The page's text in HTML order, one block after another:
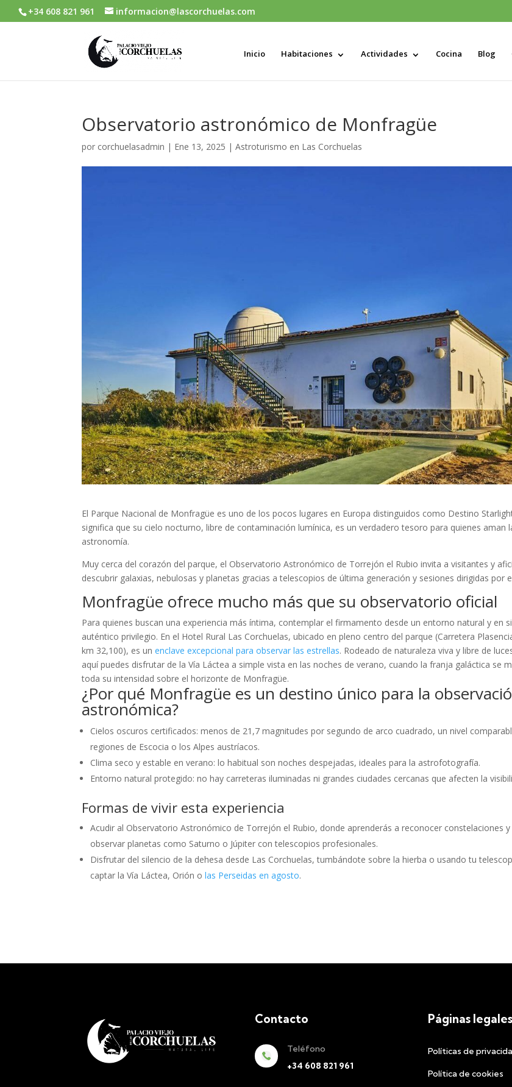
+34 608 821 961 informacion@lascorchuelas.com
Inicio Habitaciones Actividades Cocina Blog
Observatorio astronómico de Monfragüe
por corchuelasadmin | Ene 13, 2025 |Astroturismo en Las Corchuelas
El Parque Nacional de Monfragüe es uno de los pocos lugares en Europa distinguidos como Destino
significa que su cielo nocturno, libre de contaminación lumínica, es un verdadero tesoro para quienes aman
astronomía.
Muy cerca del corazón del parque, el Observatorio Astronómico de Torrejón el Rubio invita a visitantes y
descubrir galaxias, nebulosas y planetas gracias a telescopios de última generación y sesiones dirigidas por
Monfragüe ofrece mucho más que su observatorio oficial
Para quienes buscan una experiencia más íntima, contemplar el firmamento desde un entorno natural y en
auténtico privilegio. En el Hotel Rural Las Corchuelas, ubicado en pleno centro del parque (Carretera
km 32,100), es unenclave excepcional para observar las estrellas. Rodeado de naturaleza viva y libre de
aquí puedes disfrutar de la Vía Láctea a simple vista en las noches de verano, cuando la franja galáctica se
toda su intensidad sobre el horizonte de Monfragüe.
¿Por qué Monfragüe es un destino único para la
astronómica?
Cielos oscuros certificados: menos de 21,7 magnitudes por segundo de arco cuadrado, un nivel
regiones de Escocia o los Alpes austríacos.
Clima seco y estable en verano: lo habitual son noches despejadas, ideales para la astrofotografía.
Entorno natural protegido: no hay carreteras iluminadas ni grandes ciudades cercanas que afecten la
Formas de vivir esta experiencia
Acudir al Observatorio Astronómico de Torrejón el Rubio, donde aprenderás a reconocer constelaciones
observar planetas como Saturno o Júpiter con telescopios profesionales.
Disfrutar del silencio de la dehesa desde Las Corchuelas, tumbándote sobre la hierba o usando tu
captar la Vía Láctea, Orión olas Perseidas en agosto.
Contacto

Teléfono
+34 608 821 961
Páginas legales
Políticas de
Política de cookies